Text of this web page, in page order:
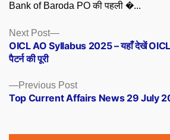
Bank of Baroda PO की पहली �...
Posts
navigation
Previous PostPrevious
post:
Top Current Affairs News 29 July
Next Post
Next
post:
OICL AO Syllabus 2025 – यहाँ देखें OICL
पैटर्न की पूरी